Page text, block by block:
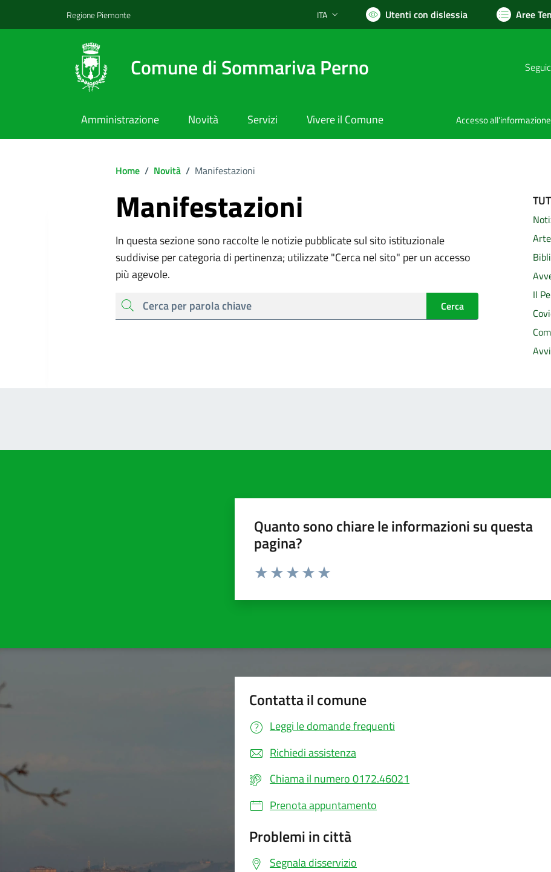
Regione Piemonte Lingua attiva:
ITA Utenti con dislessia Aree
Comune di Sommariva Perno
Amministrazione Novità Servizi Vivere il Comune Accesso all'informazione
Home / Novità / Manifestazioni
Manifestazioni
In questa sezione sono raccolte le notizie pubblicate sul sito istituzionale
suddivise per categoria di pertinenza; utilizzate "Cerca nel sito" per un accesso
più agevole.
cerca Cerca
Il
Quanto sono chiare le informazioni su questa
pagina?
Valuta da 1 a 5 stelle la pagina
Contatta il comune
Leggi le domande frequenti
Richiedi assistenza
Chiama il numero 0172.46021
Prenota appuntamento
Problemi in città
Segnala disservizio